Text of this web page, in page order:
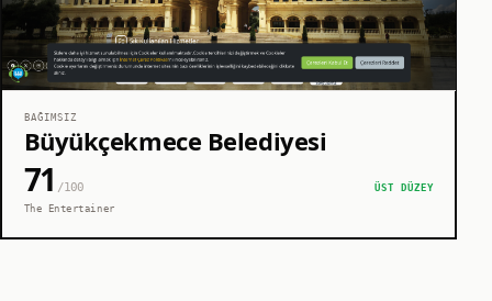
BAĞIMSIZ
Büyükçekmece Belediyesi
71 /100
ÜST DÜZEY
The Entertainer